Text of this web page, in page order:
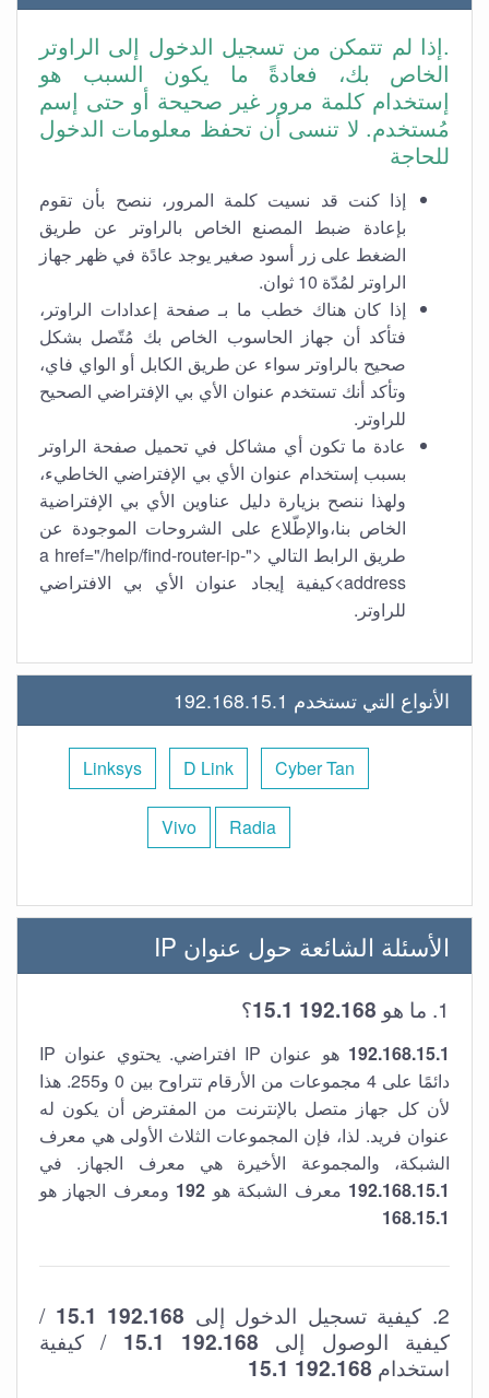
.إذا لم تتمكن من تسجيل الدخول إلى الراوتر
الخاص بك، فعادةً ما يكون السبب هو
إستخدام كلمة مرور غير صحيحة أو حتى إسم
مُستخدم. لا تنسى أن تحفظ معلومات الدخول
للحاجة
إذا كنت قد نسيت كلمة المرور، ننصح بأن تقوم
بإعادة ضبط المصنع الخاص بالراوتر عن طريق
الضغط على زر أسود صغير يوجد عادًة في ظهر جهاز
الراوتر لمُدّة 10 ثوان.
إذا كان هناك خطب ما بـ صفحة إعدادات الراوتر،
فتأكد أن جهاز الحاسوب الخاص بك مُتّصل بشكل
صحيح بالراوتر سواء عن طريق الكابل أو الواي فاي،
وتأكد أنك تستخدم عنوان الأي بي الإفتراضي الصحيح
للراوتر.
عادة ما تكون أي مشاكل في تحميل صفحة الراوتر
بسبب إستخدام عنوان الأي بي الإفتراضي الخاطيء،
ولهذا ننصح بزيارة دليل عناوين الأي بي الإفتراضية
الخاص بنا،والإطّلاع على الشروحات الموجودة عن
طريق الرابط التالي <"a href="/help/find-router-ip-
address>كيفية إيجاد عنوان الأي بي الافتراضي
للراوتر.
الأنواع التي تستخدم 192.168.15.1
Cyber Tan
D Link
Linksys
Radia
Vivo
الأسئلة الشائعة حول عنوان IP
1. ما هو 192.168 15.1 ؟
192.168.15.1
هو عنوان IP افتراضي. يحتوي عنوان IP
دائمًا على 4 مجموعات من الأرقام تتراوح بين 0 و255. هذا
لأن كل جهاز متصل بالإنترنت من المفترض أن يكون له
عنوان فريد. لذا، فإن المجموعات الثلاث الأولى هي معرف
الشبكة، والمجموعة الأخيرة هي معرف الجهاز. في
192.168.15.1 معرف الشبكة هو 192 ومعرف الجهاز هو
168.15.1
2. كيفية تسجيل الدخول إلى 192.168 15.1
/
كيفية الوصول إلى 192.168 15.1
/ كيفية
استخدام 192.168 15.1